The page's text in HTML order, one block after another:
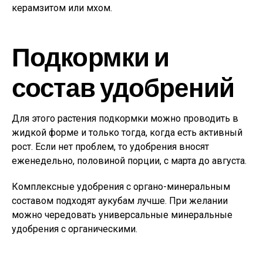
керамзитом или мхом.
Подкормки и
состав удобрений
Для этого растения подкормки можно проводить в
жидкой форме и только тогда, когда есть активный
рост. Если нет проблем, то удобрения вносят
еженедельно, половиной порции, с марта до августа.
Комплексные удобрения с органо-минеральным
составом подходят аукубам лучше. При желании
можно чередовать универсальные минеральные
удобрения с органическими.